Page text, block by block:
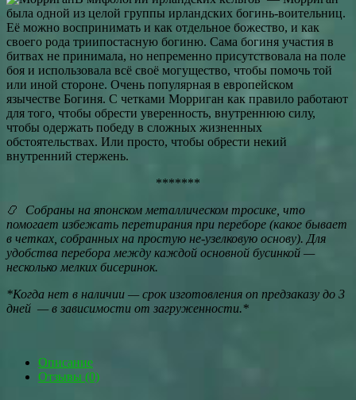
была одной из целой группы ирландских богинь-воительниц.
Её можно воспринимать и как отдельное божество, и как
своего рода триипостасную богиню. Сама богиня участия в
битвах не принимала, но непременно присутствовала на поле
боя и использовала всё своё могущество, чтобы помочь той
или иной стороне. Очень популярная в европейском
язычестве Богиня. С четками Морриган как правило работают
для того, чтобы обрести уверенность, внутреннюю силу,
чтобы одержать победу в сложных жизненных
обстоятельствах. Или просто, чтобы обрести некий
внутренний стержень.
*******
📿 Собраны на японском металлическом тросике, что
помогает избежать перетирания при переборе (какое бывает
в четках, собранных на простую не-узелковую основу). Для
удобства перебора между каждой основной бусинкой —
несколько мелких бисеринок.
*Когда нет в наличии — срок изготовления оп предзаказу до 3
дней — в зависимости от загруженности.*
Описание
Отзывы (0)